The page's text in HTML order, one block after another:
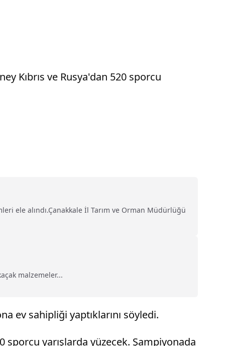
Kıbrıs ve Rusya'dan 520 sporcu
ele alındı.Çanakkale İl Tarım ve Orman Müdürlüğü
malzemeler...
ev sahipliği yaptıklarını söyledi.
sporcu yarışlarda yüzecek. Şampiyonada